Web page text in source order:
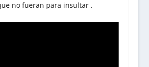
no fueran para insultar .